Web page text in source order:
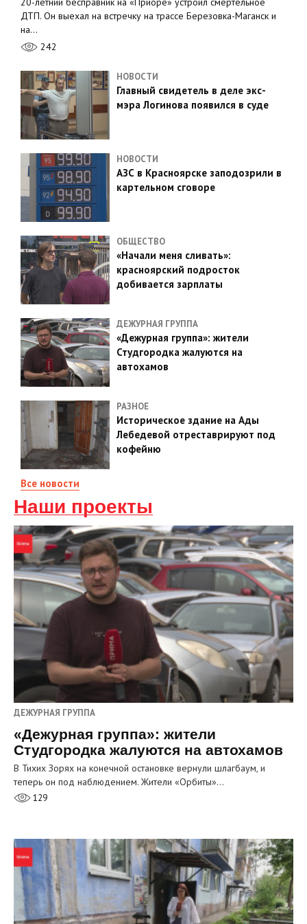
ДТП. Он выехал на встречку на трассе Березовка-Маганск и
на…
242
НОВОСТИ
Главный свидетель в деле экс-
мэра Логинова появился в суде
НОВОСТИ
АЗС в Красноярске заподозрили в
картельном сговоре
ОБЩЕСТВО
«Начали меня сливать»:
красноярский подросток
добивается зарплаты
ДЕЖУРНАЯ ГРУППА
«Дежурная группа»: жители
Студгородка жалуются на
автохамов
РАЗНОЕ
Историческое здание на Ады
Лебедевой отреставрируют под
кофейню
Все новости
Наши проекты
ДЕЖУРНАЯ ГРУППА
«Дежурная группа»: жители
Студгородка жалуются на автохамов
В Тихих Зорях на конечной остановке вернули шлагбаум, и
теперь он под наблюдением. Жители «Орбиты»…
129